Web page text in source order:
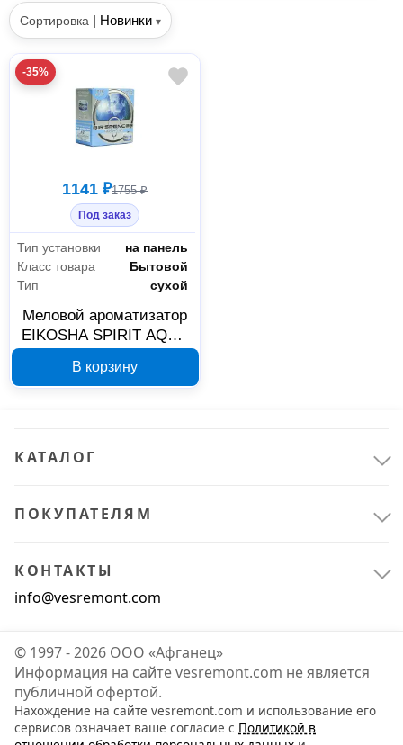
Сортировка | Новинки ▾
-35%
1141 ₽1755 ₽
Под заказ
Тип установки
на панель
Класс товара
Бытовой
Тип
сухой
Меловой ароматизатор
EIKOSHA SPIRIT AQUA
В корзину
КАТАЛОГ
ПОКУПАТЕЛЯМ
КОНТАКТЫ
info@vesremont.com
© 1997 - 2026 ООО «Афганец»
Информация на сайте vesremont.com не является
публичной офертой.
Нахождение на сайте vesremont.com и использование его
сервисов означает ваше согласие с Политикой в